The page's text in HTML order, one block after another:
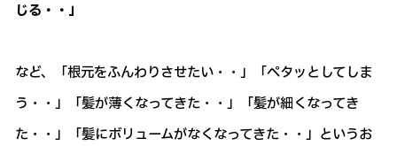
じる・・」
など、「根元をふんわりさせたい・・」「ペタッとしてしま
う・・」「髪が薄くなってきた・・」「髪が細くなってき
た・・」「髪にボリュームがなくなってきた・・」というお